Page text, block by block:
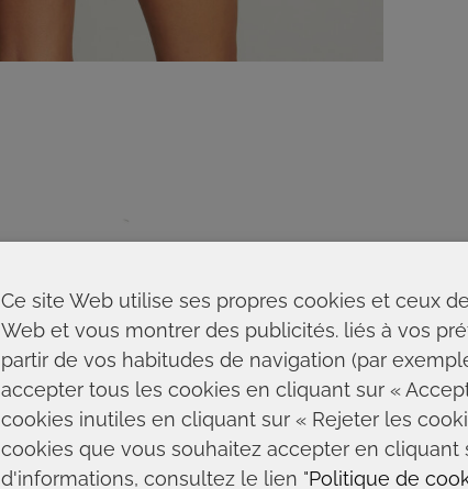
Ce site Web utilise ses propres cookies et ceux
Web et vous montrer des publicités. liés à vos
partir de vos habitudes de navigation (par
accepter tous les cookies en cliquant sur «
cookies inutiles en cliquant sur « Rejeter les
cookies que vous souhaitez accepter en cliquant
d'informations, consultez le lien "Politique de